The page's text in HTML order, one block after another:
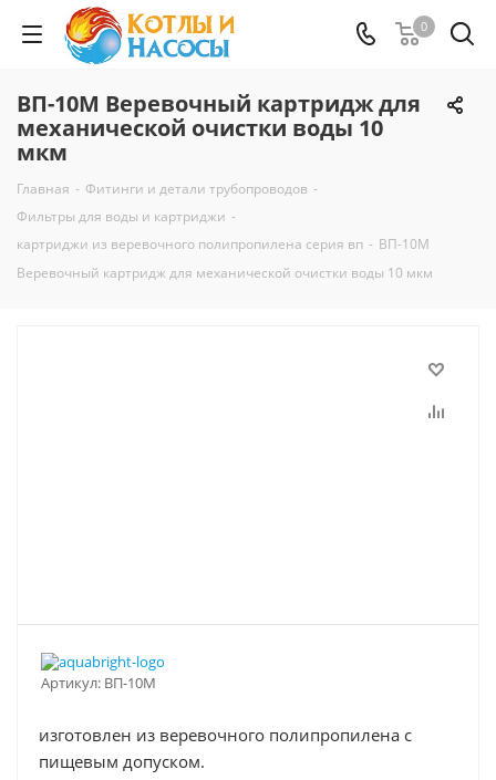
0
ВП-10М Веревочный картридж для
механической очистки воды 10
мкм
Главная - Фитинги и детали трубопроводов -
Фильтры для воды и картриджи -
картриджи из веревочного полипропилена серия вп - ВП-10М
Веревочный картридж для механической очистки воды 10 мкм
Артикул: ВП-10М
изготовлен из веревочного полипропилена с
пищевым допуском.